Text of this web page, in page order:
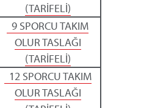
(TARİFELİ)
9 SPORCU TAKIM
OLUR TASLAĞI
(TARİFELİ)
12 SPORCU TAKIM
OLUR TASLAĞI